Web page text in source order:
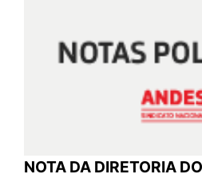
NOTA DA DIRETORIA